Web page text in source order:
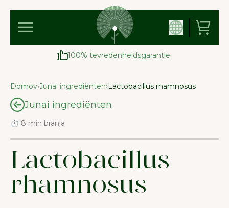
100% tevredenheidsgarantie.
Domov›Junai ingrediënten›Lactobacillus rhamnosus
Junai ingrediënten
⏱ 8 min branja
Lactobacillus
rhamnosus